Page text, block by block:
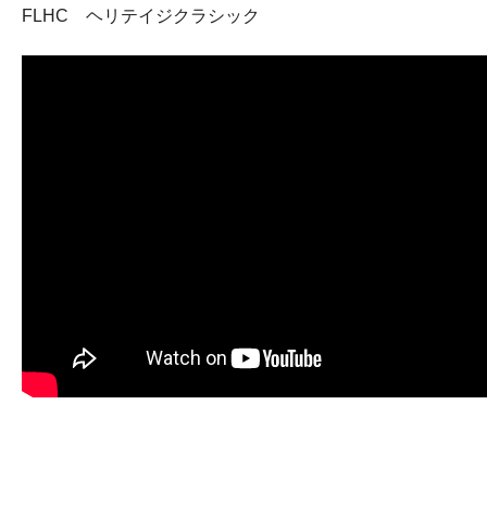
FLHC ヘリテイジクラシック